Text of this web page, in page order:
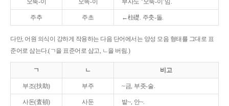
오뚝-이 오똑-이 부사도 ‘오뚝-이’임.
주추 주초 ←柱礎. 주춧-돌.
다만, 어원 의식이 강하게 작용하는 다음 단어에서는 양성 모음 형태를 그대로 표
준어로 삼는다.(ㄱ을 표준어로 삼고, ㄴ을 버림.)
ㄱ ㄴ 비고
부조(扶助) 부주 ~금, 부좃-술.
사돈(査頓) 사둔 밭~, 안~.